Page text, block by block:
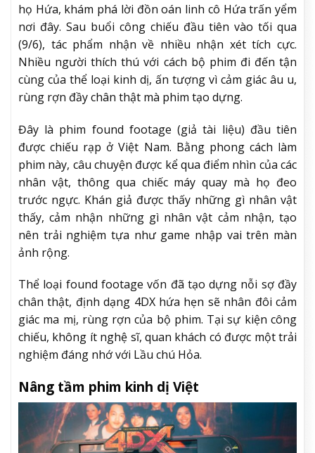
họ Hứa, khám phá lời đồn oán linh cô Hứa trấn yểm
nơi đây. Sau buổi công chiếu đầu tiên vào tối qua
(9/6), tác phẩm nhận về nhiều nhận xét tích cực.
Nhiều người thích thú với cách bộ phim đi đến tận
cùng của thể loại kinh dị, ấn tượng vì cảm giác âu u,
rùng rợn đầy chân thật mà phim tạo dựng.
Đây là phim found footage (giả tài liệu) đầu tiên
được chiếu rạp ở Việt Nam. Bằng phong cách làm
phim này, câu chuyện được kể qua điểm nhìn của các
nhân vật, thông qua chiếc máy quay mà họ đeo
trước ngực. Khán giả được thấy những gì nhân vật
thấy, cảm nhận những gì nhân vật cảm nhận, tạo
nên trải nghiệm tựa như game nhập vai trên màn
ảnh rộng.
Thể loại found footage vốn đã tạo dựng nỗi sợ đầy
chân thật, định dạng 4DX hứa hẹn sẽ nhân đôi cảm
giác ma mị, rùng rợn của bộ phim. Tại sự kiện công
chiếu, không ít nghệ sĩ, quan khách có được một trải
nghiệm đáng nhớ với Lầu chú Hỏa.
Nâng tầm phim kinh dị Việt